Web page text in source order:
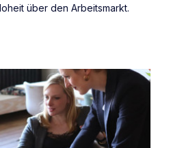
über den Arbeitsmarkt.